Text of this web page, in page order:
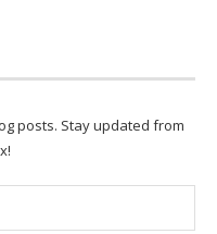
posts. Stay updated from